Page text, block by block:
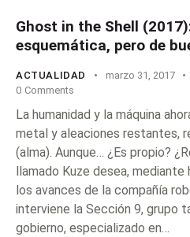
Ghost in the Shell
esquemática, pero de
ACTUALIDAD marzo 31, 2017
0 Comments
La humanidad y la máquina
metal y aleaciones restantes,
(alma). Aunque… ¿Es propio?
llamado Kuze desea,
los avances de la compañía
interviene la Sección 9, grupo
gobierno, especializado en…